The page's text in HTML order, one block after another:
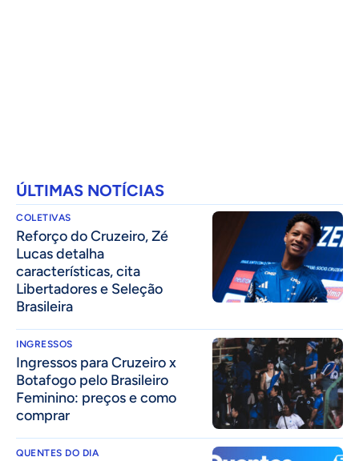
ÚLTIMAS NOTÍCIAS
COLETIVAS
⁠Reforço do Cruzeiro, Zé
Lucas detalha
características, cita
Libertadores e Seleção
Brasileira
INGRESSOS
Ingressos para Cruzeiro x
Botafogo pelo Brasileiro
Feminino: preços e como
comprar
QUENTES DO DIA